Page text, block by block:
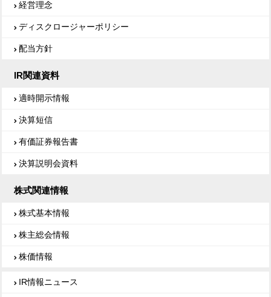
経営理念
ディスクロージャーポリシー
配当方針
IR関連資料
適時開示情報
決算短信
有価証券報告書
決算説明会資料
株式関連情報
株式基本情報
株主総会情報
株価情報
IR情報ニュース